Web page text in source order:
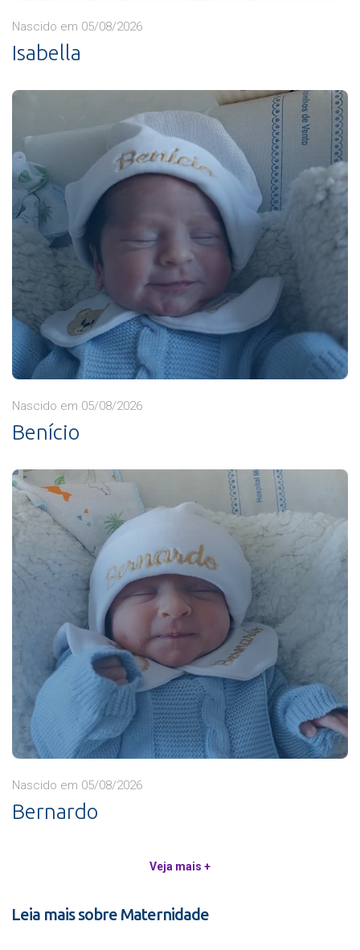
Nascido em 05/08/2026
Isabella
Nascido em 05/08/2026
Benício
Nascido em 05/08/2026
Bernardo
Veja mais +
Leia mais sobre Maternidade